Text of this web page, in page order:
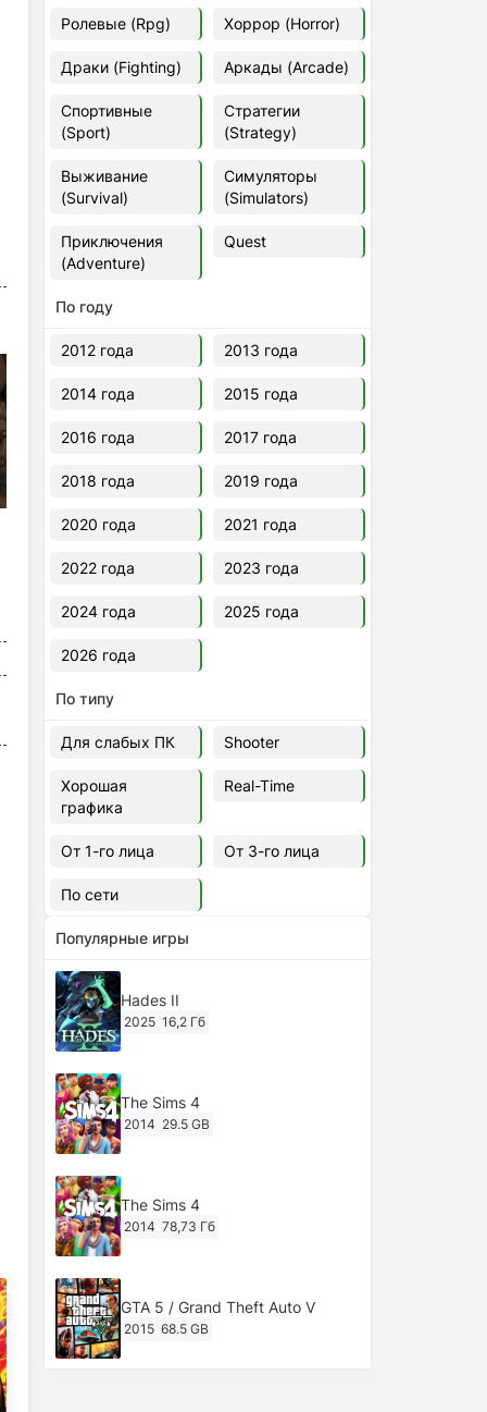
37,77 Гб
Forza Horizon 5 v.688.044
[Папка игры] (2021)
2021
V Rising
2024
Ролевые (Rpg) Хоррор (Horror)
Драки (Fighting) Аркады (Arcade)
Спортивные
(Sport)
Стратегии
(Strategy)
Выживание
(Survival)
Симуляторы
(Simulators)
Приключения
(Adventure)
Quest
По году
2012 года 2013 года
2014 года 2015 года
2016 года 2017 года
2018 года 2019 года
2020 года 2021 года
2022 года 2023 года
2024 года 2025 года
2026 года
По типу
Для слабых ПК Shooter
Хорошая
графика
Real-Time
От 1-го лица От 3-го лица
По сети
Популярные игры
Hades II
2025 16,2 Гб
The Sims 4
2014 29.5 GB
The Sims 4
2014 78,73 Гб
GTA 5 / Grand Theft Auto V
2015 68.5 GB